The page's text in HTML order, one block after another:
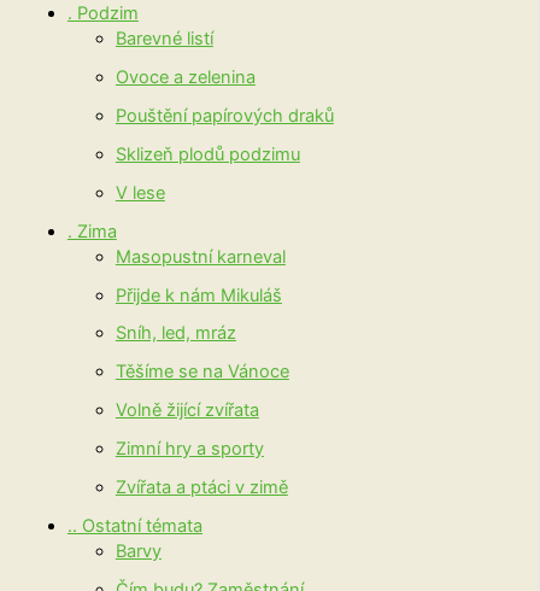
. Podzim
Barevné listí
Ovoce a zelenina
Pouštění papírových draků
Sklizeň plodů podzimu
V lese
. Zima
Masopustní karneval
Přijde k nám Mikuláš
Sníh, led, mráz
Těšíme se na Vánoce
Volně žijící zvířata
Zimní hry a sporty
Zvířata a ptáci v zimě
.. Ostatní témata
Barvy